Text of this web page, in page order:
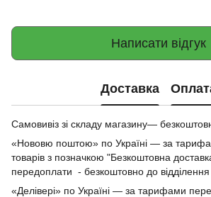
Написати відгук
Доставка
Самовивіз зі складу магазину—
«Нововю поштою» по Україні — за
товарів з позначкою "Безкоштовна
передоплати - безкоштовно до відділення
«Делівері» по Україні — за тарифами